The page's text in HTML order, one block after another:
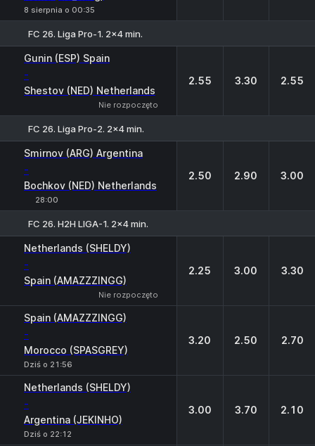
8 sierpnia o 00:35
FC 26. Liga Pro-1. 2x4 min.
Gunin (ESP) Spain
-
Shestov (NED) Netherlands
Nie rozpoczęto
2.55 3.30 2.55
FC 26. Liga Pro-2. 2x4 min.
Smirnov (ARG) Argentina
-
Bochkov (NED) Netherlands
28:00
2.50 2.90 3.00
FC 26. H2H LIGA-1. 2x4 min.
Netherlands (SHELDY)
-
Spain (AMAZZZINGG)
Nie rozpoczęto
2.25 3.00 3.30
Spain (AMAZZZINGG)
-
Morocco (SPASGREY)
Dziś o 21:56
3.20 2.50 2.70
Netherlands (SHELDY)
-
Argentina (JEKINHO)
Dziś o 22:12
3.00 3.70 2.10